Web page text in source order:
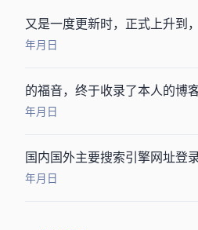
又是一度PR更新时，PR正式上升到3，
2009年5月28日
Google的福音，终于收录了本人的博
2008年12月12日
国内国外主要搜索引擎网址登
2008年12月12日